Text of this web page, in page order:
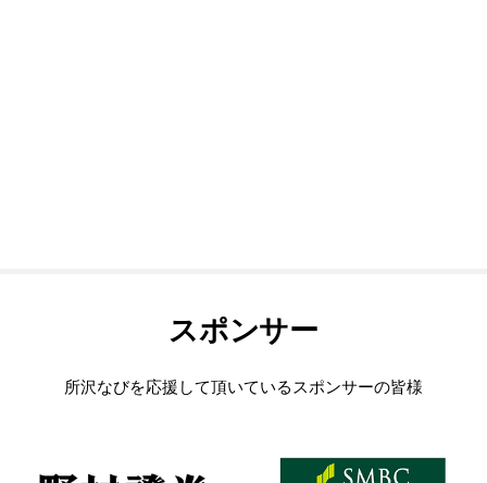
スポンサー
所沢なびを応援して頂いているスポンサーの皆様